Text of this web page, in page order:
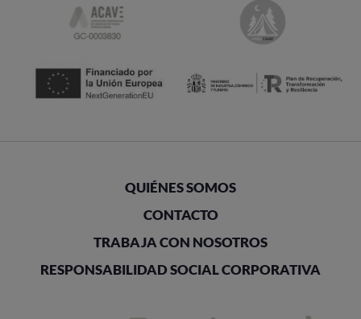
QUIÉNES SOMOS
CONTACTO
TRABAJA CON NOSOTROS
RESPONSABILIDAD SOCIAL CORPORATIVA